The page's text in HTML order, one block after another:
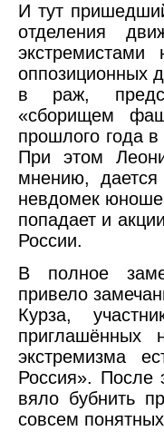
И тут
отделения
экстремистами
оппозиционных
в раж,
«сборищем
прошлого года
При этом
мнению,
невдомек
попадает и
России.
В полное
привело
Курза,
приглашённых
экстремизма
Россия». После
вяло бубнить
совсем